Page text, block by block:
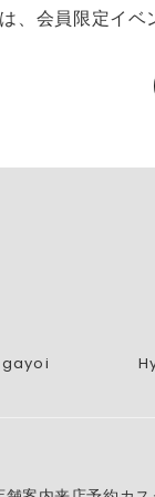
、会員限定イ